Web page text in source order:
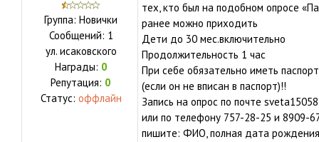
Группа: Новички
Сообщений: 1
ул. исаковского
Награды: 0
Репутация: 0
Статус: оффлайн
тех, кто был на подобном опросе
ранее можно приходить
Дети до 30 мес.включительно
Продолжительность 1 час
При себе обязательно иметь
(если он не вписан в паспорт)!!
Запись на опрос по почте
или по телефону 757-28-25 и 8909-
пишите: ФИО, полная дата